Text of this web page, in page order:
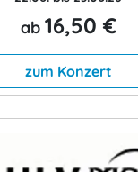
ab 16,50 €
zum Konzert